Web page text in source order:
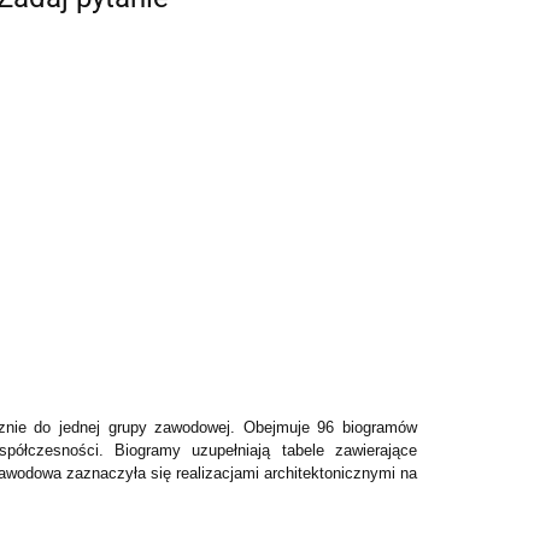
do jednej grupy zawodowej. Obejmuje 96 biogramów
Biogramy uzupełniają tabele zawierające
zaznaczyła się realizacjami architektonicznymi na